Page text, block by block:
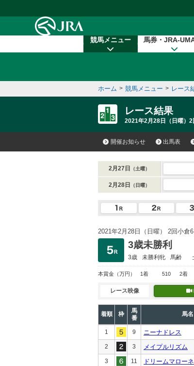
競馬メニュー 馬券・JRA-
ホーム > 競馬メニュー > レース
レース結果
2021年2月28日（日曜）2
開催お知らせ 出馬表
2月27日 （土曜）
2月28日 （日曜）
2021年2月28日（日曜） 2回小倉6
3歳未勝利
3歳 未勝利牝 馬齢
本賞金 （万円） 1着 510 2着
レース映像
着順 枠
馬
番
馬名
1 9 ニーナドレス
2 3 メイプルリズム
3 11 ドリームマローネ